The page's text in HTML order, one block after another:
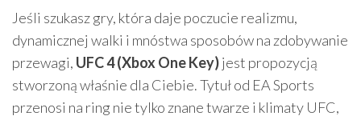
Jeśli szukasz gry, która daje poczucie realizmu,
dynamicznej walki i mnóstwa sposobów na zdobywanie
przewagi, UFC 4 (Xbox One Key)jest propozycją
stworzoną właśnie dla Ciebie. Tytuł od EA Sports
przenosi na ring nie tylko znane twarze i klimaty UFC,